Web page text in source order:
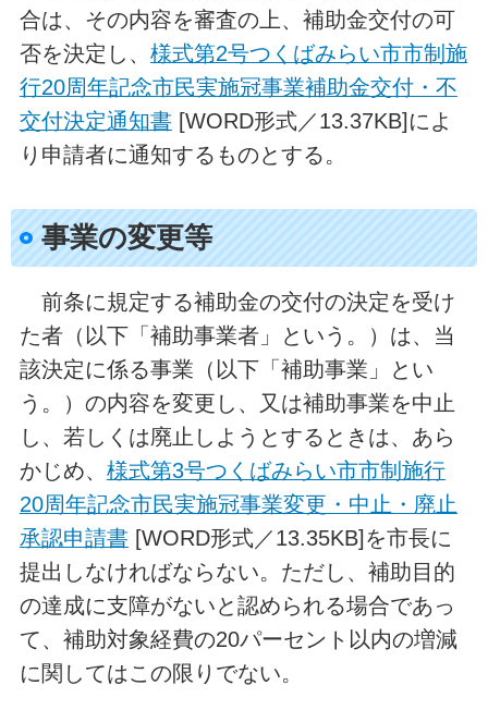
合は、その内容を審査の上、補助金交付の可
否を決定し、 様式第2号つくばみらい市市制施
行20周年記念市民実施冠事業補助金交付・不
交付決定通知書[WORD形式／13.37KB]によ
り申請者に通知するものとする。
事業の変更等
前条に規定する補助金の交付の決定を受け
た者（以下「補助事業者」という。）は、当
該決定に係る事業（以下「補助事業」とい
う。）の内容を変更し、又は補助事業を中止
し、若しくは廃止しようとするときは、あら
かじめ、 様式第3号つくばみらい市市制施行
20周年記念市民実施冠事業変更・中止・廃止
承認申請書[WORD形式／13.35KB]を市長に
提出しなければならない。ただし、補助目的
の達成に支障がないと認められる場合であっ
て、補助対象経費の20パーセント以内の増減
に関してはこの限りでない。